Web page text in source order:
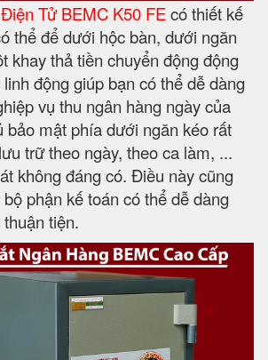
Tử BEMC K50 FEcó thiết kế
thể để dưới hộc bàn, dưới ngăn
khay thả tiền chuyển động động
động giúp bạn có thể dễ dàng
vụ thu ngân hàng ngày của
bảo mật phía dưới ngăn kéo rất
trữ theo ngày, theo ca làm, ...
không đáng có. Điều này cũng
phận kế toán có thể dễ dàng
tiện.